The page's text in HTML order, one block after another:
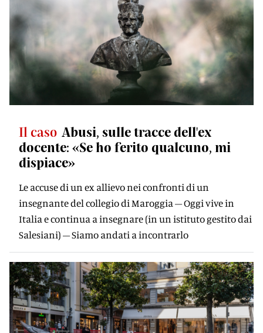
Il caso Abusi, sulle tracce dell'ex
docente: «Se ho ferito qualcuno, mi
dispiace»
Le accuse di un ex allievo nei confronti di un
insegnante del collegio di Maroggia – Oggi vive in
Italia e continua a insegnare (in un istituto gestito dai
Salesiani) – Siamo andati a incontrarlo